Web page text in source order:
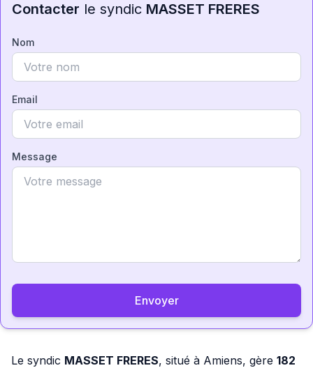
Contacter le syndic MASSET FRERES
Nom
Email
Message
Envoyer
Le syndic MASSET FRERES, situé à Amiens, gère 182